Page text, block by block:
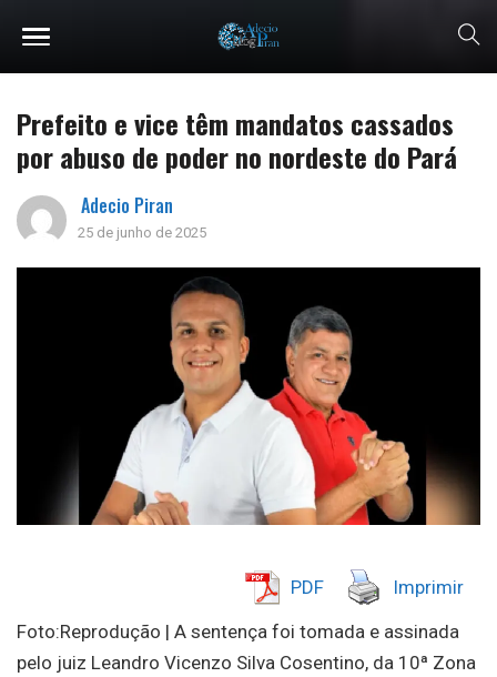
Prefeito e vice têm mandatos cassados
por abuso de poder no nordeste do Pará
Adecio Piran
25 de junho de 2025
PDF Imprimir
Foto:Reprodução | A sentença foi tomada e assinada
pelo juiz Leandro Vicenzo Silva Cosentino, da 10ª Zona